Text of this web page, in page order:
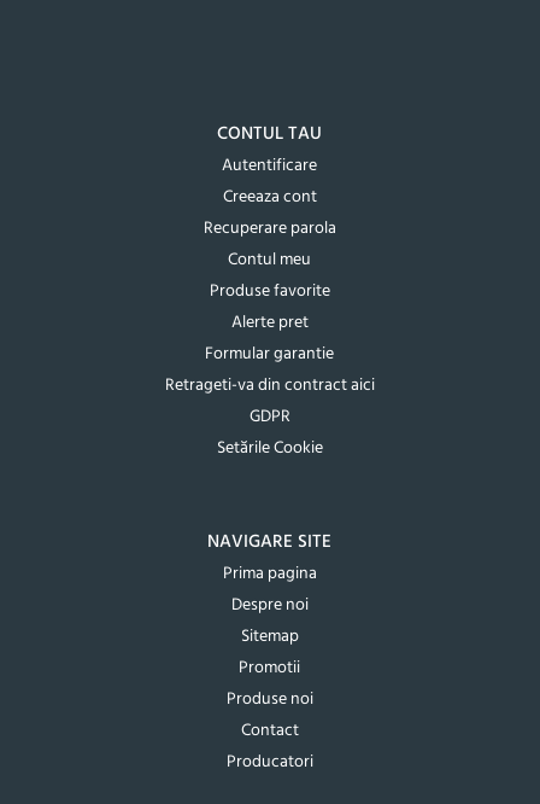
CONTUL TAU
Autentificare
Creeaza cont
Recuperare parola
Contul meu
Produse favorite
Alerte pret
Formular garantie
Retrageti-va din contract aici
GDPR
Setările Cookie
NAVIGARE SITE
Prima pagina
Despre noi
Sitemap
Promotii
Produse noi
Contact
Producatori